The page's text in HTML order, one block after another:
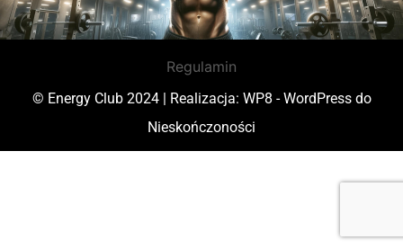
Regulamin
© Energy Club 2024 | Realizacja: WP8 - WordPress do
Nieskończoności